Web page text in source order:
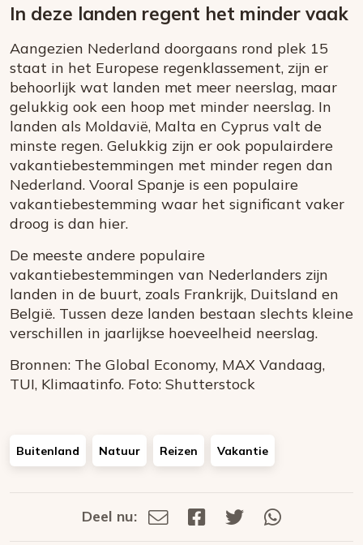
In deze landen regent het minder vaak
Aangezien Nederland doorgaans rond plek 15
staat in het Europese regenklassement, zijn er
behoorlijk wat landen met meer neerslag, maar
gelukkig ook een hoop met minder neerslag. In
landen als Moldavië, Malta en Cyprus valt de
minste regen. Gelukkig zijn er ook populairdere
vakantiebestemmingen met minder regen dan
Nederland. Vooral Spanje is een populaire
vakantiebestemming waar het significant vaker
droog is dan hier.
De meeste andere populaire
vakantiebestemmingen van Nederlanders zijn
landen in de buurt, zoals Frankrijk, Duitsland en
België. Tussen deze landen bestaan slechts kleine
verschillen in jaarlijkse hoeveelheid neerslag.
Bronnen: The Global Economy, MAX Vandaag,
TUI, Klimaatinfo. Foto: Shutterstock
Buitenland Natuur Reizen Vakantie
Deel
Deel nu:
Deel
Deel
Deel